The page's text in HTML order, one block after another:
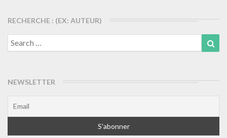
RECHERCHE : (EX: AUTEUR)
Search
for:
NEWSLETTER